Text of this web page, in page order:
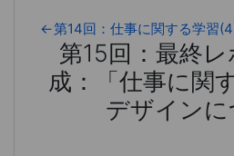
←第14回：仕事に関する学習
第15回：最終
成：「仕事に関
デザインに